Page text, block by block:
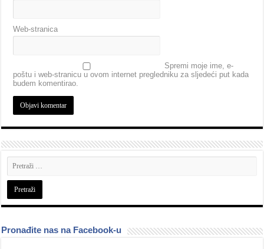
Web-stranica
Spremi moje ime, e-
poštu i web-stranicu u ovom internet pregledniku za sljedeći put kada
budem komentirao.
Pronađite nas na Facebook-u